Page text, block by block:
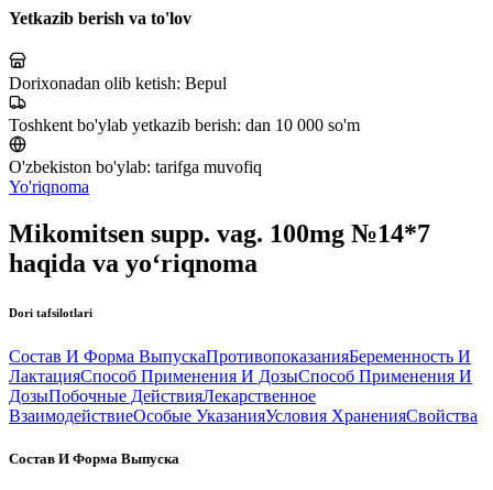
Yetkazib berish va to'lov
Dorixonadan olib ketish: Bepul
Toshkent bo'ylab yetkazib berish: dan 10 000 so'm
O'zbekiston bo'ylab: tarifga muvofiq
Yo'riqnoma
Mikomitsen supp. vag. 100mg №14*7
haqida va yo‘riqnoma
Dori tafsilotlari
Состав И Форма ВыпускаПротивопоказанияБеременность И
ЛактацияСпособ Применения И ДозыСпособ Применения И
ДозыПобочные ДействияЛекарственное
ВзаимодействиеОсобые УказанияУсловия ХраненияСвойства
Состав И Форма Выпуска